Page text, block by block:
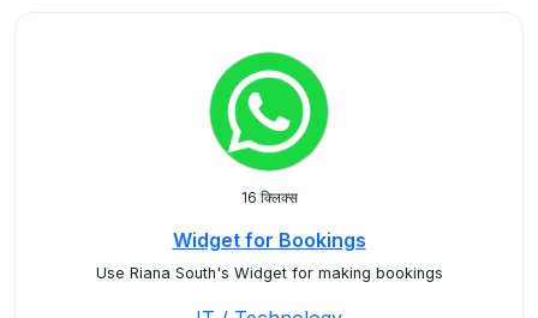
16 क्लिक्स
Widget for Bookings
Use Riana South's Widget for making bookings